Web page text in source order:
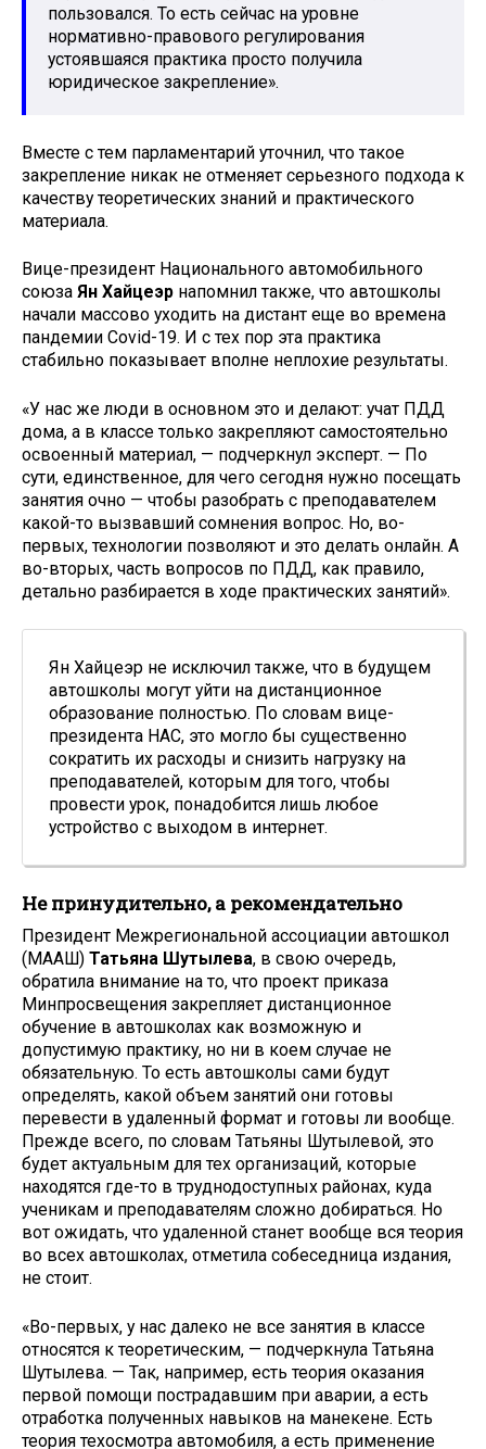
пользовался. То есть сейчас на уровне
нормативно-правового регулирования
устоявшаяся практика просто получила
юридическое закрепление».
Вместе с тем парламентарий уточнил, что такое
закрепление никак не отменяет серьезного подхода к
качеству теоретических знаний и практического
материала.
Вице-президент Национального автомобильного
союза Ян Хайцеэр напомнил также, что автошколы
начали массово уходить на дистант еще во времена
пандемии Covid-19. И с тех пор эта практика
стабильно показывает вполне неплохие результаты.
«У нас же люди в основном это и делают: учат ПДД
дома, а в классе только закрепляют самостоятельно
освоенный материал, — подчеркнул эксперт. — По
сути, единственное, для чего сегодня нужно посещать
занятия очно — чтобы разобрать с преподавателем
какой-то вызвавший сомнения вопрос. Но, во-
первых, технологии позволяют и это делать онлайн. А
во-вторых, часть вопросов по ПДД, как правило,
детально разбирается в ходе практических занятий».
Ян Хайцеэр не исключил также, что в будущем
автошколы могут уйти на дистанционное
образование полностью. По словам вице-
президента НАС, это могло бы существенно
сократить их расходы и снизить нагрузку на
преподавателей, которым для того, чтобы
провести урок, понадобится лишь любое
устройство с выходом в интернет.
Не принудительно, а рекомендательно
Президент Межрегиональной ассоциации автошкол
(МААШ) Татьяна Шутылева, в свою очередь,
обратила внимание на то, что проект приказа
Минпросвещения закрепляет дистанционное
обучение в автошколах как возможную и
допустимую практику, но ни в коем случае не
обязательную. То есть автошколы сами будут
определять, какой объем занятий они готовы
перевести в удаленный формат и готовы ли вообще.
Прежде всего, по словам Татьяны Шутылевой, это
будет актуальным для тех организаций, которые
находятся где-то в труднодоступных районах, куда
ученикам и преподавателям сложно добираться. Но
вот ожидать, что удаленной станет вообще вся теория
во всех автошколах, отметила собеседница издания,
не стоит.
«Во-первых, у нас далеко не все занятия в классе
относятся к теоретическим, — подчеркнула Татьяна
Шутылева. — Так, например, есть теория оказания
первой помощи пострадавшим при аварии, а есть
отработка полученных навыков на манекене. Есть
теория техосмотра автомобиля, а есть применение